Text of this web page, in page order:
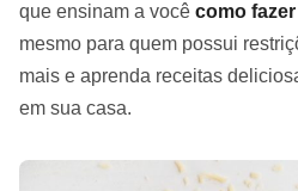
que ensinam a você como
mesmo para quem possui
mais e aprenda receitas
em sua casa.